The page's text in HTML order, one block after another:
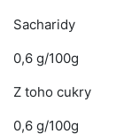
Sacharidy
0,6 g/100g
Z toho cukry
0,6 g/100g